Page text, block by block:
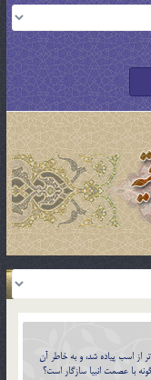
اسب پیاده شد، و به خاطر آن
با عصمت انبیا سازگار است؟